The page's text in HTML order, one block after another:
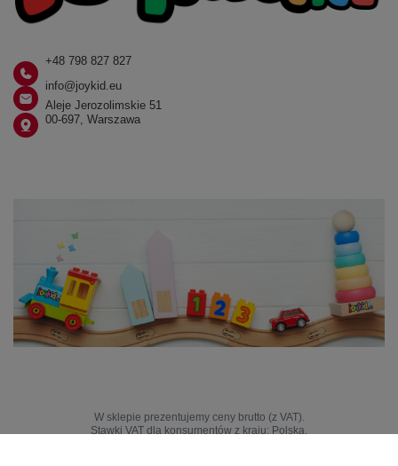
+48 798 827 827
info@joykid.eu
Aleje Jerozolimskie 51
00-697, Warszawa
W sklepie prezentujemy ceny brutto (z VAT).
Stawki VAT dla konsumentów z kraju: Polska.